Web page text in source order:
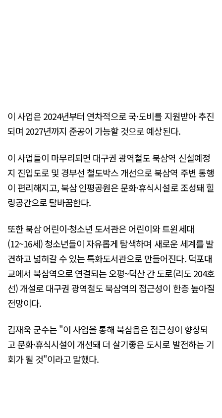
이 사업은 2024년부터 연차적으로 국·도비를 지원받아 추진
되며 2027년까지 준공이 가능할 것으로 예상된다.
이 사업들이 마무리되면 대구권 광역철도 북삼역 신설예정
지 진입도로 및 경부선 철도박스 개선으로 북삼역 주변 통행
이 편리해지고, 북삼 인평공원은 문화·휴식시설로 조성돼 힐
링공간으로 탈바꿈한다.
또한 북삼 어린이·청소년 도서관은 어린이와 트윈세대
(12~16세) 청소년들이 자유롭게 탐색하며 새로운 세계를 발
견하고 넓혀갈 수 있는 특화도서관으로 만들어진다. 덕포대
교에서 북삼역으로 연결되는 오평~덕산 간 도로(리도 204호
선) 개설로 대구권 광역철도 북삼역의 접근성이 한층 높아질
전망이다.
김재욱 군수는 "이 사업을 통해 북삼읍은 접근성이 향상되
고 문화·휴식시설이 개선돼 더 살기좋은 도시로 발전하는 기
회가 될 것"이라고 말했다.